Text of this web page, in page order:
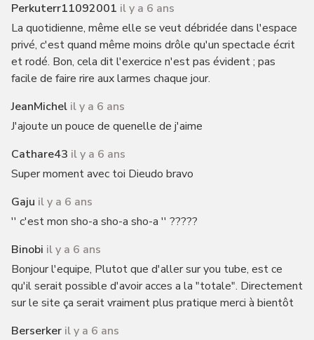
Perkuterr11092001 il y a 6 ans
La quotidienne, même elle se veut débridée dans l'espace
privé, c'est quand même moins drôle qu'un spectacle écrit
et rodé. Bon, cela dit l'exercice n'est pas évident ; pas
facile de faire rire aux larmes chaque jour.
JeanMichel il y a 6 ans
J'ajoute un pouce de quenelle de j'aime
Cathare43 il y a 6 ans
Super moment avec toi Dieudo bravo
Gaju il y a 6 ans
'' c'est mon sho-a sho-a sho-a '' ?????
Binobi il y a 6 ans
Bonjour l'equipe, Plutot que d'aller sur you tube, est ce
qu'il serait possible d'avoir acces a la "totale". Directement
sur le site ça serait vraiment plus pratique merci à bientôt
Berserker il y a 6 ans